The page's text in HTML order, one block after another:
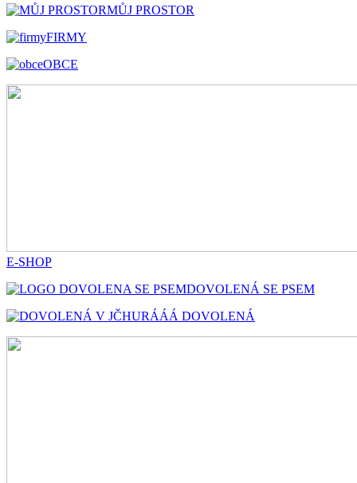
MŮJ PROSTOR
FIRMY
OBCE
E-SHOP
DOVOLENÁ SE PSEM
HURÁÁÁ DOVOLENÁ